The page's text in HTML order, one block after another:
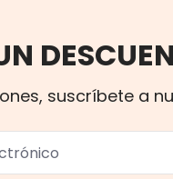
suscríbete a